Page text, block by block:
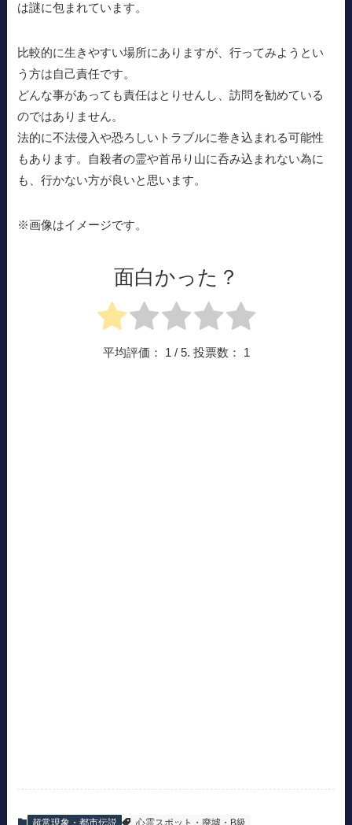
は謎に包まれています。
比較的に生きやすい場所にありますが、行ってみようとい
う方は自己責任です。
どんな事があっても責任はとりせんし、訪問を勧めている
のではありません。
法的に不法侵入や恐ろしいトラブルに巻き込まれる可能性
もあります。自殺者の霊や首吊り山に呑み込まれない為に
も、行かない方が良いと思います。
※画像はイメージです。
面白かった？
平均評価： 1 / 5. 投票数： 1
超常現象・都市伝説 心霊スポット・廃墟・B級